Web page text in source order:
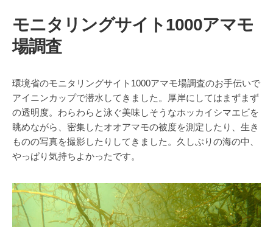
モニタリングサイト1000アマモ
場調査
環境省のモニタリングサイト1000アマモ場調査のお手伝いで
アイニンカップで潜水してきました。厚岸にしてはまずまず
の透明度。わらわらと泳ぐ美味しそうなホッカイシマエビを
眺めながら、密集したオオアマモの被度を測定したり、生き
ものの写真を撮影したりしてきました。久しぶりの海の中、
やっぱり気持ちよかったです。